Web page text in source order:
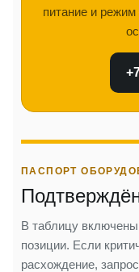
питание и
ПАСПОРТ
В таблицу
позиции. Если
расхождение,